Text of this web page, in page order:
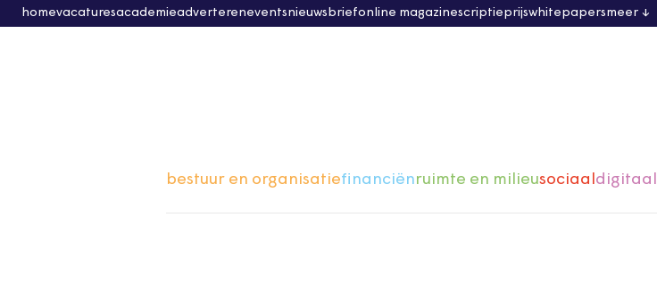
homevacaturesacademieadvertereneventsnieuwsbriefonline magazinescriptieprijswhitepapersmeer
bestuur en organisatiefinanciënruimte en milieusociaaldigitaal